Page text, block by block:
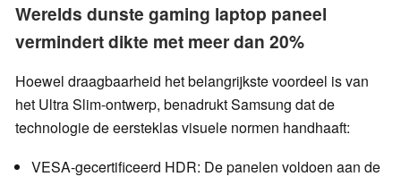
Werelds dunste gaming laptop paneel
vermindert dikte met meer dan 20%
Hoewel draagbaarheid het belangrijkste voordeel is van
het Ultra Slim-ontwerp, benadrukt Samsung dat de
technologie de eersteklas visuele normen handhaaft:
VESA-gecertificeerd HDR: De panelen voldoen aan de